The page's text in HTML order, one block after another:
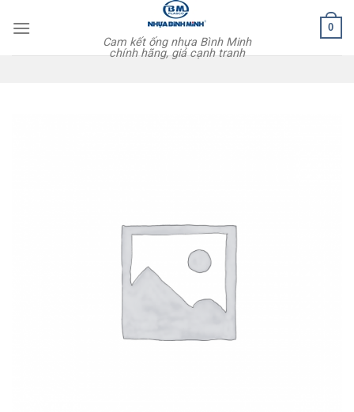
Cam kết ống nhựa Bình Minh
chính hãng, giá cạnh tranh
0